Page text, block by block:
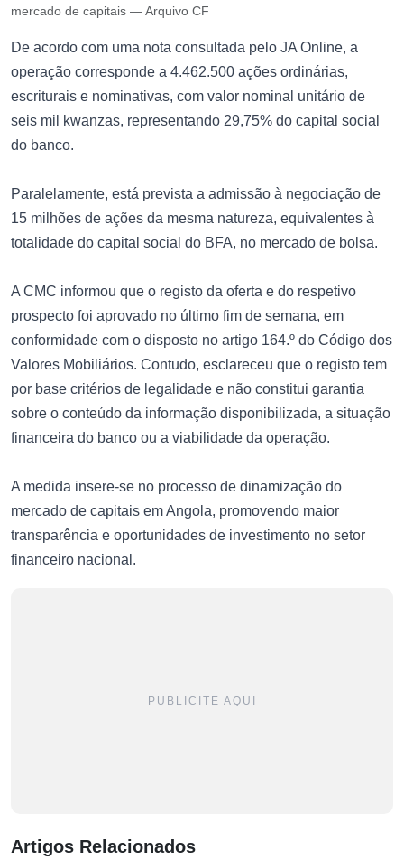
mercado de capitais — Arquivo CF
De acordo com uma nota consultada pelo JA Online, a
operação corresponde a 4.462.500 ações ordinárias,
escriturais e nominativas, com valor nominal unitário de
seis mil kwanzas, representando 29,75% do capital social
do banco.
Paralelamente, está prevista a admissão à negociação de
15 milhões de ações da mesma natureza, equivalentes à
totalidade do capital social do BFA, no mercado de bolsa.
A CMC informou que o registo da oferta e do respetivo
prospecto foi aprovado no último fim de semana, em
conformidade com o disposto no artigo 164.º do Código dos
Valores Mobiliários. Contudo, esclareceu que o registo tem
por base critérios de legalidade e não constitui garantia
sobre o conteúdo da informação disponibilizada, a situação
financeira do banco ou a viabilidade da operação.
A medida insere-se no processo de dinamização do
mercado de capitais em Angola, promovendo maior
transparência e oportunidades de investimento no setor
financeiro nacional.
PUBLICITE AQUI
Artigos Relacionados